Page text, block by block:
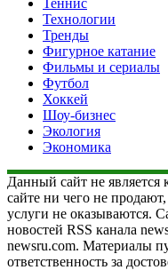
Технологии
Тренды
Фигурное катание
Фильмы и сериалы
Футбол
Хоккей
Шоу-бизнес
Экология
Экономика
Данный сайт не
сайте ни чего не
услуги не оказываются.
новостей RSS канала
newsru.com. Материалы
ответственность за